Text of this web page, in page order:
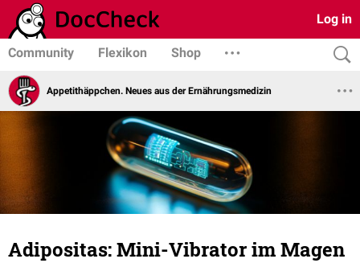
Log in
Community Flexikon Shop
Appetithäppchen. Neues aus der Ernährungsmedizin
Adipositas: Mini-Vibrator im Magen